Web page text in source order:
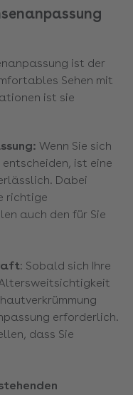
ist der
Sehen mit
ist sie
Wenn Sie sich
ist eine
Dabei
richtige
auch den für Sie
: Sobald sich Ihre
erforderlich.
dass Sie